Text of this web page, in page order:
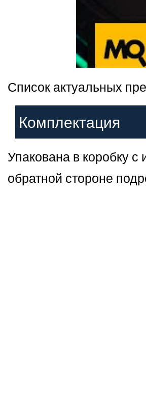
Список актуальных
Комплектация
Упакована в коробку
обратной стороне